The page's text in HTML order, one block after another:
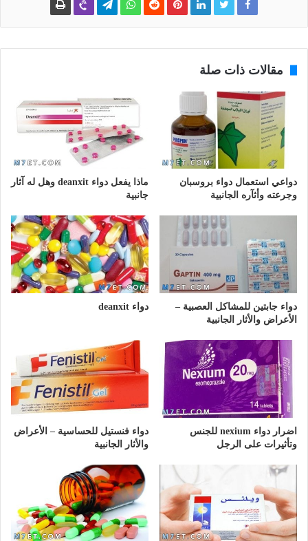
مقالات ذات صلة
دواعي استعمال دواء بروسبان
وجرعته وأثآره الجانبية
ماذا يفعل دواء deanxit وهل له آثار
جانبية
دواء جابتين للمشاكل العصبية –
الأعراض والأثار الجانبية
دواء deanxit
اضرار دواء nexium للجنس
وتأثيرات على الرجل
دواء فنستيل للحساسية – الأعراض
والأثار الجانبية